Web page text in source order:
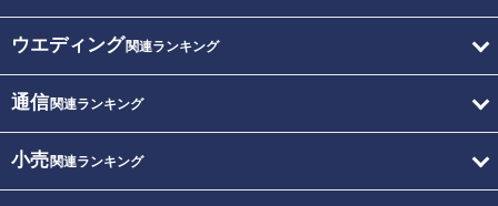
ウエディング関連ランキング
通信関連ランキング
小売関連ランキング